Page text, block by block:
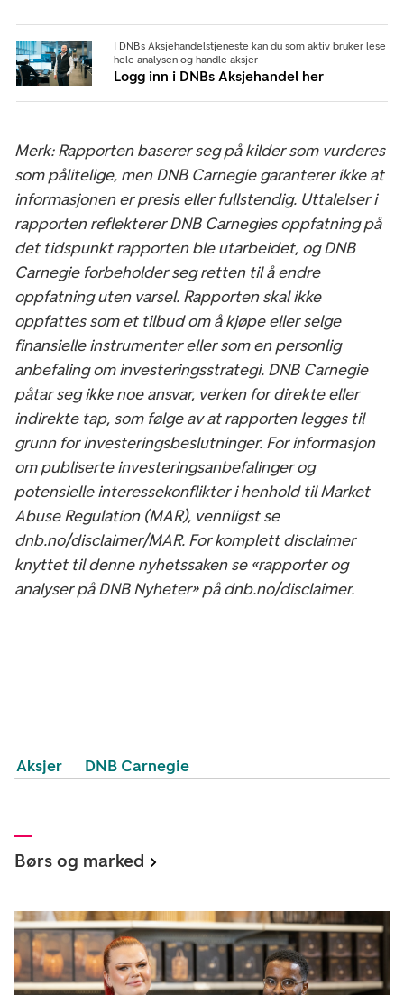
I DNBs Aksjehandelstjeneste kan du som aktiv bruker lese
hele analysen og handle aksjer
Logg inn i DNBs Aksjehandel her
Merk: Rapporten baserer seg på kilder som vurderes
som pålitelige, men DNB Carnegie garanterer ikke at
informasjonen er presis eller fullstendig. Uttalelser i
rapporten reflekterer DNB Carnegies oppfatning på
det tidspunkt rapporten ble utarbeidet, og DNB
Carnegie forbeholder seg retten til å endre
oppfatning uten varsel. Rapporten skal ikke
oppfattes som et tilbud om å kjøpe eller selge
finansielle instrumenter eller som en personlig
anbefaling om investeringsstrategi. DNB Carnegie
påtar seg ikke noe ansvar, verken for direkte eller
indirekte tap, som følge av at rapporten legges til
grunn for investeringsbeslutninger. For informasjon
om publiserte investeringsanbefalinger og
potensielle interessekonflikter i henhold til Market
Abuse Regulation (MAR), vennligst se
dnb.no/disclaimer/MAR. For komplett disclaimer
knyttet til denne nyhetssaken se «rapporter og
analyser på DNB Nyheter» på dnb.no/disclaimer.
Aksjer DNB Carnegie
Børs og marked